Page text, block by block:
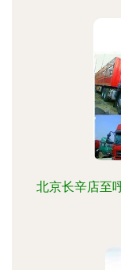
北京长辛店至